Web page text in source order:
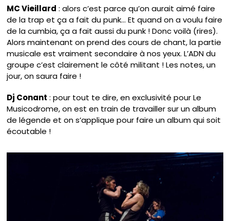
MC Vieillard : alors c’est parce qu’on aurait aimé faire
de la trap et ça a fait du punk… Et quand on a voulu faire
de la cumbia, ça a fait aussi du punk ! Donc voilà (rires).
Alors maintenant on prend des cours de chant, la partie
musicale est vraiment secondaire à nos yeux. L’ADN du
groupe c’est clairement le côté militant ! Les notes, un
jour, on saura faire !
Dj Conant : pour tout te dire, en exclusivité pour Le
Musicodrome, on est en train de travailler sur un album
de légende et on s’applique pour faire un album qui soit
écoutable !